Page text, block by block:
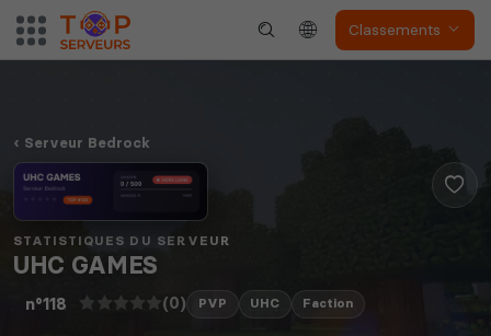
Classements
Serveur Bedrock
STATISTIQUES DU SERVEUR
UHC GAMES
n°118 (0) PVP UHC Faction